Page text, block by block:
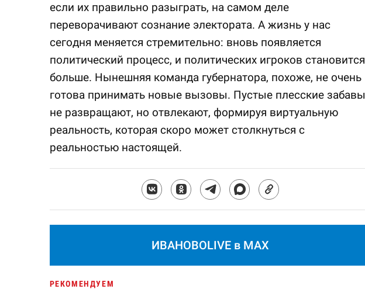
если их правильно разыграть, на самом деле
переворачивают сознание электората. А жизнь у нас
сегодня меняется стремительно: вновь появляется
политический процесс, и политических игроков становится
больше. Нынешняя команда губернатора, похоже, не очень
готова принимать новые вызовы. Пустые плесские забавы
не развращают, но отвлекают, формируя виртуальную
реальность, которая скоро может столкнуться с
реальностью настоящей.
ИВАНОВОLIVE в MAX
РЕКОМЕНДУЕМ